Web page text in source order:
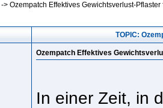
-> Ozempatch Effektives Gewichtsverlust-
TOPIC:
Ozempatch Effektives
In einer Zeit, in